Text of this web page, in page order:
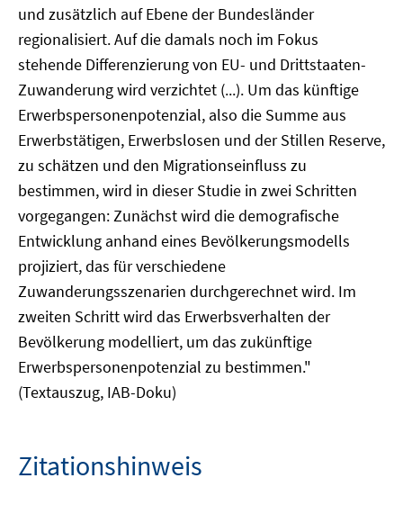
und zusätzlich auf Ebene der Bundesländer
regionalisiert. Auf die damals noch im Fokus
stehende Differenzierung von EU- und Drittstaaten-
Zuwanderung wird verzichtet (...). Um das künftige
Erwerbspersonenpotenzial, also die Summe aus
Erwerbstätigen, Erwerbslosen und der Stillen Reserve,
zu schätzen und den Migrationseinfluss zu
bestimmen, wird in dieser Studie in zwei Schritten
vorgegangen: Zunächst wird die demografische
Entwicklung anhand eines Bevölkerungsmodells
projiziert, das für verschiedene
Zuwanderungsszenarien durchgerechnet wird. Im
zweiten Schritt wird das Erwerbsverhalten der
Bevölkerung modelliert, um das zukünftige
Erwerbspersonenpotenzial zu bestimmen."
(Textauszug, IAB-Doku)
Zitationshinweis